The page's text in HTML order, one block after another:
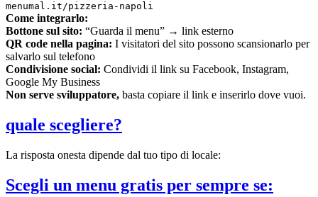
menumal.it/pizzeria-napoli
Come integrarlo:
Bottone sul sito: “Guarda il menu” → link esterno
QR code nella pagina: I visitatori del sito possono scansionarlo per
salvarlo sul telefono
Condivisione social: Condividi il link su Facebook, Instagram,
Google My Business
Non serve sviluppatore, basta copiare il link e inserirlo dove vuoi.
quale scegliere?
La risposta onesta dipende dal tuo tipo di locale:
Scegli un menu gratis per sempre se: